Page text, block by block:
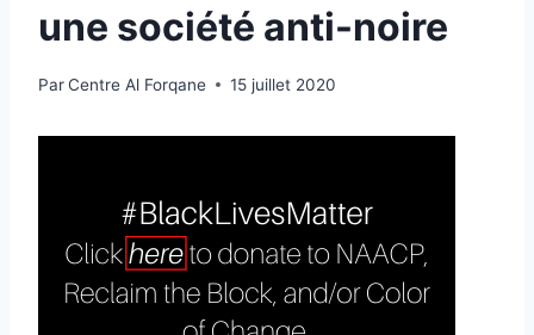
une société anti-noire
ParCentre Al Forqane 15 juillet 2020